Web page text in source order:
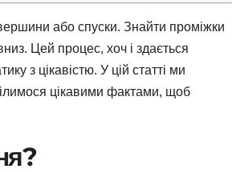
або спуски. Знайти проміжки
Цей процес, хоч і здається
з цікавістю. У цій статті ми
цікавими фактами, щоб